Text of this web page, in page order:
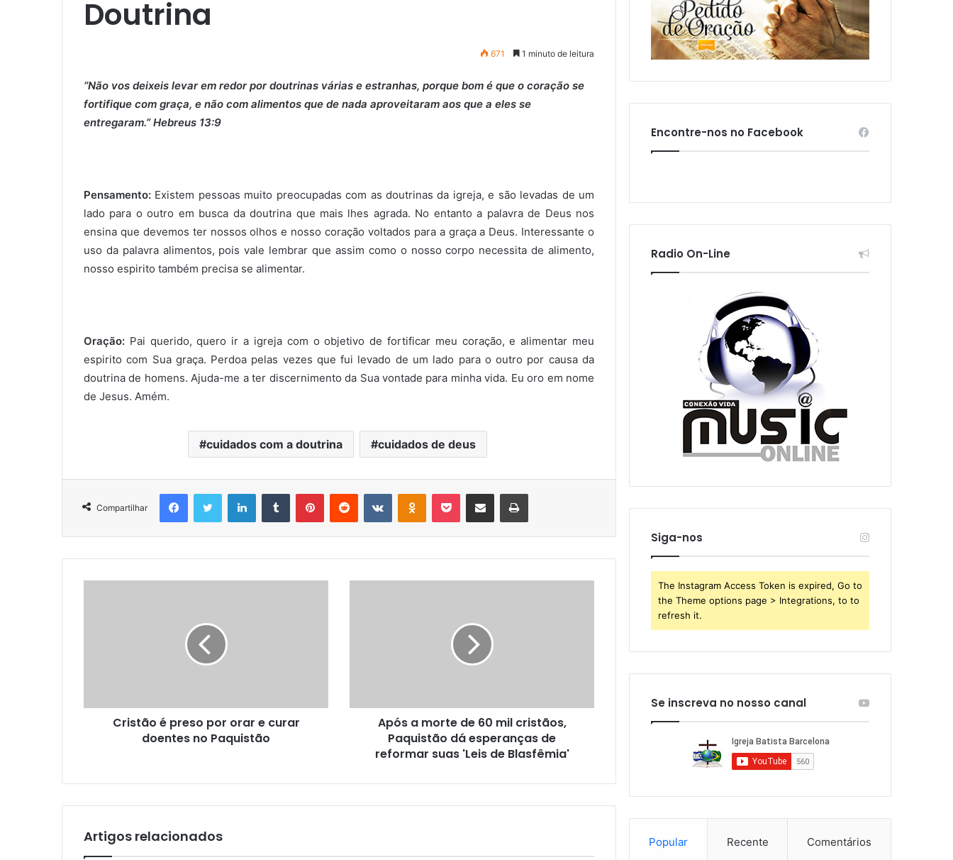
Doutrina
671 1 minuto de leitura
“Não vos deixeis levar em redor por doutrinas várias e estranhas, porque bom é que o coração se
fortifique com graça, e não com alimentos que de nada aproveitaram aos que a eles se
entregaram.” Hebreus 13:9
Pensamento: Existem pessoas muito preocupadas com as doutrinas da igreja, e são levadas de um
lado para o outro em busca da doutrina que mais lhes agrada. No entanto a palavra de Deus nos
ensina que devemos ter nossos olhos e nosso coração voltados para a graça a Deus. Interessante o
uso da palavra alimentos, pois vale lembrar que assim como o nosso corpo necessita de alimento,
nosso espirito também precisa se alimentar.
Oração: Pai querido, quero ir a igreja com o objetivo de fortificar meu coração, e alimentar meu
espirito com Sua graça. Perdoa pelas vezes que fui levado de um lado para o outro por causa da
doutrina de homens. Ajuda-me a ter discernimento da Sua vontade para minha vida. Eu oro em nome
de Jesus. Amém.
cuidados com a doutrina cuidados de deus
Compartilhar
Cristão é preso por orar e curar
doentes no Paquistão
Após a morte de 60 mil cristãos,
Paquistão dá esperanças de
reformar suas 'Leis de Blasfêmia'
Artigos relacionados
Encontre-nos no Facebook
Radio On-Line
Siga-nos
The Instagram Access Token is expired, Go to
the Theme options page > Integrations, to to
refresh it.
Se inscreva no nosso canal
Popular Recente Comentários